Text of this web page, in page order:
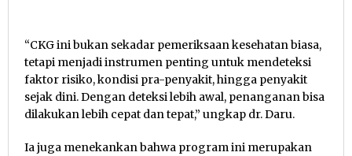
“CKG ini bukan sekadar pemeriksaan kesehatan biasa,
tetapi menjadi instrumen penting untuk mendeteksi
faktor risiko, kondisi pra-penyakit, hingga penyakit
sejak dini. Dengan deteksi lebih awal, penanganan bisa
dilakukan lebih cepat dan tepat,” ungkap dr. Daru.
Ia juga menekankan bahwa program ini merupakan